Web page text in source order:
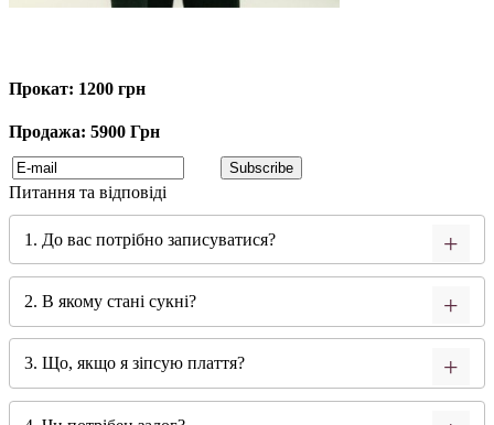
Прокат: 1200 грн
Продажа: 5900 Грн
Питання та відповіді
1. До вас потрібно записуватися?
2. В якому стані сукні?
3. Що, якщо я зіпсую плаття?